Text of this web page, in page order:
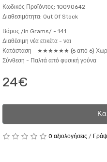
Κωδικός Προϊόντος: 10090642
Διαθεσιμότητα: Out Of Stock
Βάρος /in Grams/ - 141
Διαθέσιμη νέα ετικέτα - ναι
Κατάσταση - ★★★★★★ (6 από 6)
Σύνθεση - Παλτά από φυσική γούνα
24€
0 αξιολογήσεις /